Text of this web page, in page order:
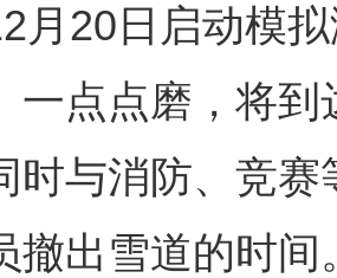
月20日启动模
一点点磨，将
时与消防、竞
撤出雪道的时间